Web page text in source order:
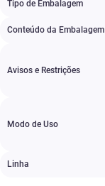
Tipo de Embalagem
Conteúdo da Embalagem
Avisos e Restrições
Modo de Uso
Linha